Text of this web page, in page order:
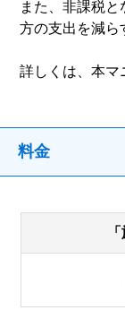
また、非課税
方の支出を減ら
詳しくは、本マ
料金